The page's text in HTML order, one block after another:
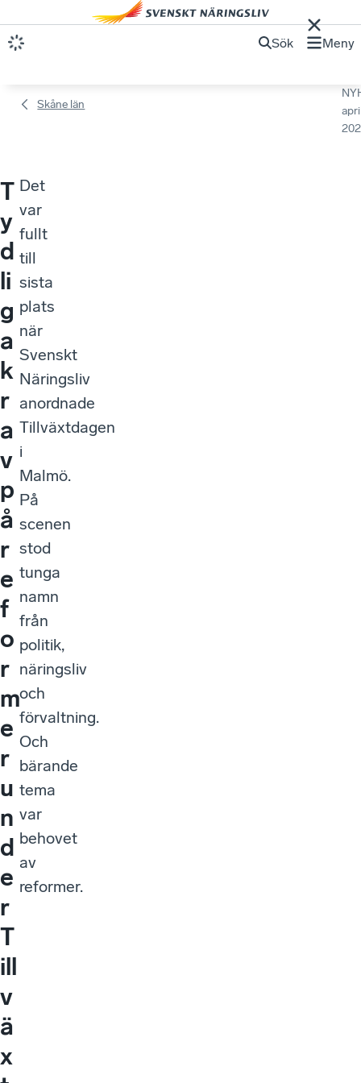
Sök Meny
Skåne län
T
y
d
li
g
a
k
r
a
v
p
å
r
e
f
o
r
m
e
r
u
n
d
e
r
T
ill
v
ä
x
Det
var
fullt
till
sista
plats
när
Svenskt
Näringsliv
anordnade
Tillväxtdagen
i
Malmö.
På
scenen
stod
tunga
namn
från
politik,
näringsliv
och
förvaltning.
Och
bärande
tema
var
behovet
av
reformer.